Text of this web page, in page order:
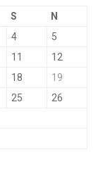
S N
4
5
11
12
18
19
25
26